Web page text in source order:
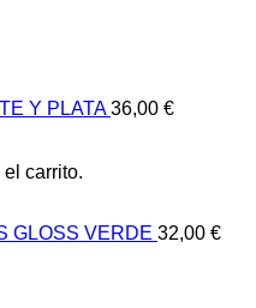
carrito.
Y PLATA 36,00 €
GLOSS VERDE 32,00 €